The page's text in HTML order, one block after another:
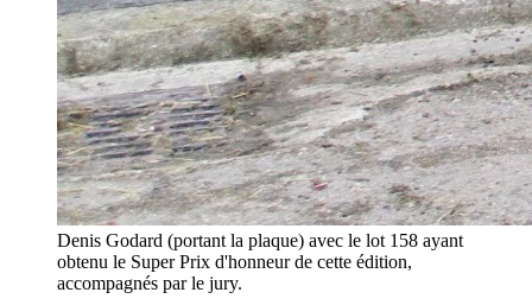
Denis Godard (portant la plaque) avec le lot 158 ayant
obtenu le Super Prix d'honneur de cette édition,
accompagnés par le jury.